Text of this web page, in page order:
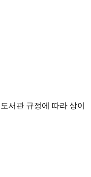
서관 규정에 따라 상이